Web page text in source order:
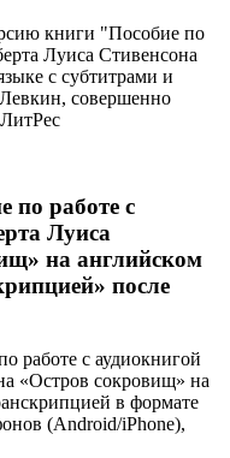
книги "Пособие по
Луиса Стивенсона
с субтитрами и
совершенно
по работе с
Луиса
на английском
после
работе с аудиокнигой
«Остров сокровищ» на
в формате
(Android/iPhone),